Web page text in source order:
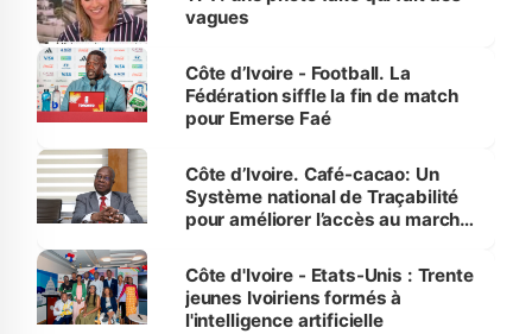
vagues
Côte d’Ivoire - Football. La
Fédération siffle la fin de match
pour Emerse Faé
Côte d’Ivoire. Café-cacao: Un
Système national de Traçabilité
pour améliorer l’accès au marché
Côte d'Ivoire - Etats-Unis : Trente
jeunes Ivoiriens formés à
l'intelligence artificielle